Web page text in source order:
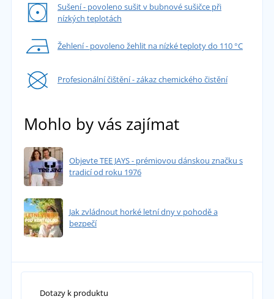
Sušení - povoleno sušit v bubnové sušičce při
nízkých teplotách
Žehlení - povoleno žehlit na nízké teploty do 110 °C
Profesionální čištění - zákaz chemického čistění
Mohlo by vás zajímat
Objevte TEE JAYS - prémiovou dánskou značku s
tradicí od roku 1976
Jak zvládnout horké letní dny v pohodě a
bezpečí
Dotazy k produktu